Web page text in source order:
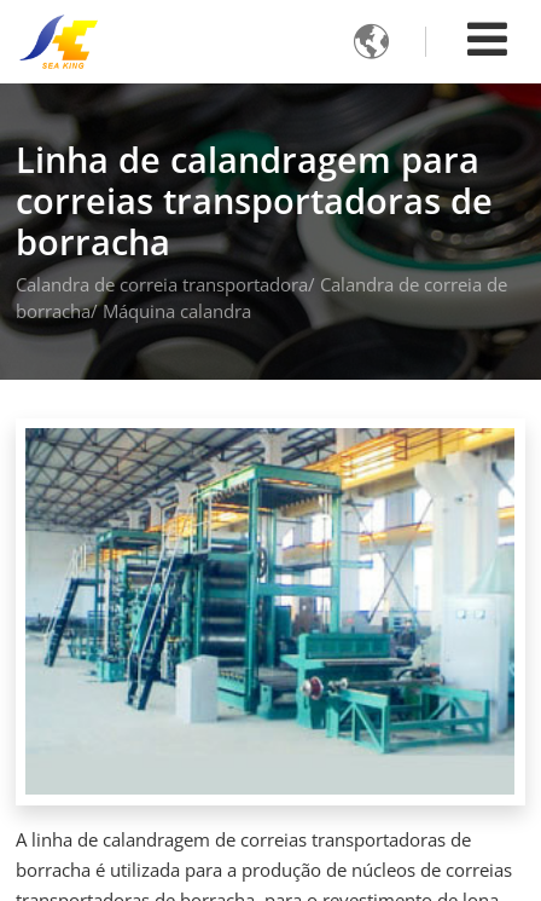

Linha de calandragem para
correias transportadoras de
borracha
Calandra de correia transportadora/ Calandra de correia de
borracha/ Máquina calandra
A linha de calandragem de correias transportadoras de
borracha é utilizada para a produção de núcleos de correias